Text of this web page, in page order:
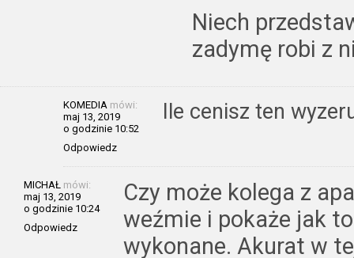
Niech
zadymę robi z
KOMEDIA mówi:
maj 13, 2019
o godzinie 10:52
Odpowiedz
Ile cenisz ten
MICHAŁ mówi:
maj 13, 2019
o godzinie 10:24
Odpowiedz
Czy może kolega z
weźmie i pokaże jak
wykonane. Akurat w